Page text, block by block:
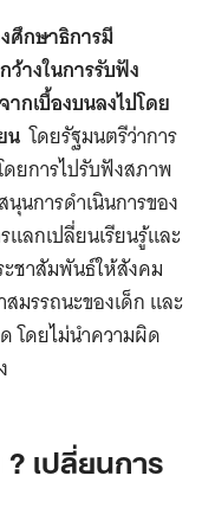
ศึกษาธิการมี
างในการรับฟัง
กเบื้องบนลงไปโดย
ยนโดยรัฐมนตรีว่าการ
ยการไปรับฟังสภาพ
นการดำเนินการของ
ลกเปลี่ยนเรียนรู้และ
ชาสัมพันธ์ให้สังคม
มรรถนะของเด็ก และ
โดยไม่นำความผิด
เปลี่ยนการ